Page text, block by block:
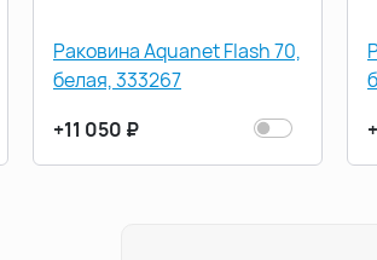
Раковина Aquanet Flash 70,
белая, 333267
+11 050 ₽